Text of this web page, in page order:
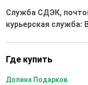
Служба СДЭК,
курьерская служба:
Где купить
Долина Подарков